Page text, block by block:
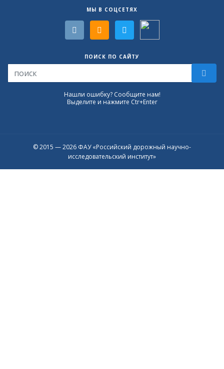
МЫ В СОЦСЕТЯХ
ПОИСК ПО САЙТУ
Нашли ошибку? Сообщите нам!
Выделите и нажмите Ctr+Enter
© 2015 — 2026 ФАУ «Российский дорожный научно-
исследовательский институт»